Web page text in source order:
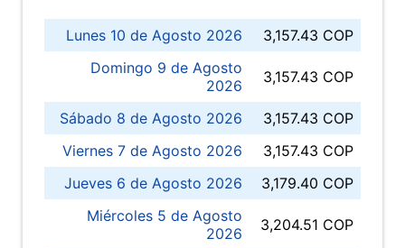
Lunes 10 de Agosto 2026
3,157.43 COP
Domingo 9 de Agosto
2026
3,157.43 COP
Sábado 8 de Agosto 2026
3,157.43 COP
Viernes 7 de Agosto 2026
3,157.43 COP
Jueves 6 de Agosto 2026
3,179.40 COP
Miércoles 5 de Agosto
2026
3,204.51 COP